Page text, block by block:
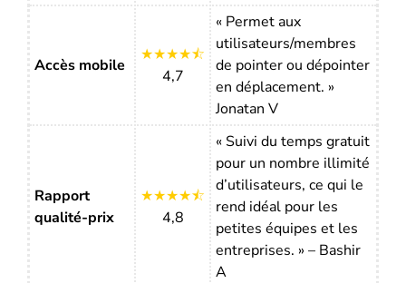
Accès mobile
★★★★⯪
4,7
« Permet aux
utilisateurs/membres
de pointer ou dépointer
en déplacement. »
Jonatan V
Rapport
qualité-prix
★★★★⯪
4,8
« Suivi du temps gratuit
pour un nombre illimité
d’utilisateurs, ce qui le
rend idéal pour les
petites équipes et les
entreprises. » – Bashir
A